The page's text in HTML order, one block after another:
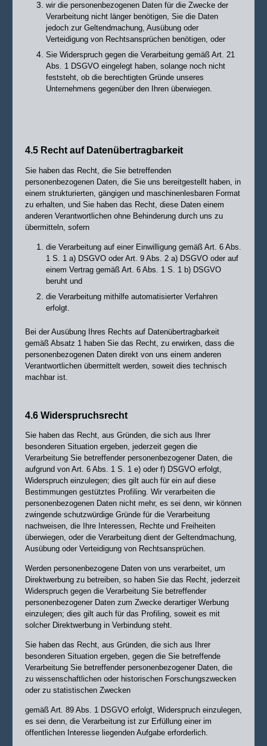
wir die personenbezogenen Daten für die Zwecke der
Verarbeitung nicht länger benötigen, Sie die Daten
jedoch zur Geltendmachung, Ausübung oder
Verteidigung von Rechtsansprüchen benötigen, oder
Sie Widerspruch gegen die Verarbeitung gemäß Art. 21
Abs. 1 DSGVO eingelegt haben, solange noch nicht
feststeht, ob die berechtigten Gründe unseres
Unternehmens gegenüber den Ihren überwiegen.
4.5 Recht auf Datenübertragbarkeit
Sie haben das Recht, die Sie betreffenden
personenbezogenen Daten, die Sie uns bereitgestellt haben, in
einem strukturierten, gängigen und maschinenlesbaren Format
zu erhalten, und Sie haben das Recht, diese Daten einem
anderen Verantwortlichen ohne Behinderung durch uns zu
übermitteln, sofern
die Verarbeitung auf einer Einwilligung gemäß Art. 6 Abs.
1 S. 1 a) DSGVO oder Art. 9 Abs. 2 a) DSGVO oder auf
einem Vertrag gemäß Art. 6 Abs. 1 S. 1 b) DSGVO
beruht und
die Verarbeitung mithilfe automatisierter Verfahren
erfolgt.
Bei der Ausübung Ihres Rechts auf Datenübertragbarkeit
gemäß Absatz 1 haben Sie das Recht, zu erwirken, dass die
personenbezogenen Daten direkt von uns einem anderen
Verantwortlichen übermittelt werden, soweit dies technisch
machbar ist.
4.6 Widerspruchsrecht
Sie haben das Recht, aus Gründen, die sich aus Ihrer
besonderen Situation ergeben, jederzeit gegen die
Verarbeitung Sie betreffender personenbezogener Daten, die
aufgrund von Art. 6 Abs. 1 S. 1 e) oder f) DSGVO erfolgt,
Widerspruch einzulegen; dies gilt auch für ein auf diese
Bestimmungen gestütztes Profiling. Wir verarbeiten die
personenbezogenen Daten nicht mehr, es sei denn, wir können
zwingende schutzwürdige Gründe für die Verarbeitung
nachweisen, die Ihre Interessen, Rechte und Freiheiten
überwiegen, oder die Verarbeitung dient der Geltendmachung,
Ausübung oder Verteidigung von Rechtsansprüchen.
Werden personenbezogene Daten von uns verarbeitet, um
Direktwerbung zu betreiben, so haben Sie das Recht, jederzeit
Widerspruch gegen die Verarbeitung Sie betreffender
personenbezogener Daten zum Zwecke derartiger Werbung
einzulegen; dies gilt auch für das Profiling, soweit es mit
solcher Direktwerbung in Verbindung steht.
Sie haben das Recht, aus Gründen, die sich aus Ihrer
besonderen Situation ergeben, gegen die Sie betreffende
Verarbeitung Sie betreffender personenbezogener Daten, die
zu wissenschaftlichen oder historischen Forschungszwecken
oder zu statistischen Zwecken
gemäß Art. 89 Abs. 1 DSGVO erfolgt, Widerspruch einzulegen,
es sei denn, die Verarbeitung ist zur Erfüllung einer im
öffentlichen Interesse liegenden Aufgabe erforderlich.